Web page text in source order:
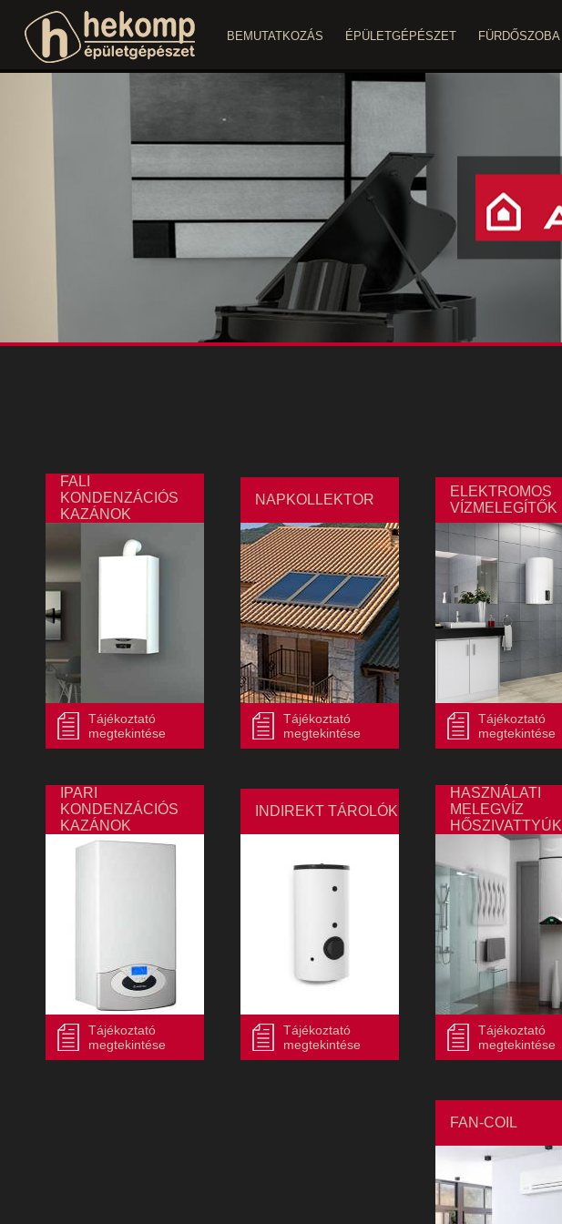
BEMUTATKOZÁS ÉPÜLETGÉPÉSZET FÜRDŐSZOBA
FALI
KONDENZÁCIÓS
KAZÁNOK
Tájékoztató
megtekintése
NAPKOLLEKTOR
Tájékoztató
megtekintése
ELEKTROMOS
VÍZMELEGÍTŐK
Tájékoztató
megtekintése
IPARI
KONDENZÁCIÓS
KAZÁNOK
Tájékoztató
megtekintése
INDIREKT TÁROLÓK
Tájékoztató
megtekintése
HASZNÁLATI
MELEGVÍZ
HŐSZIVATTYÚK
Tájékoztató
megtekintése
FAN-COIL